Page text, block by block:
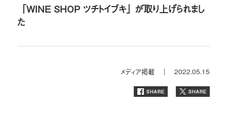
「WINE SHOP ツチトイブキ」が取り上げられまし
た
メディア掲載 ｜2022.05.15